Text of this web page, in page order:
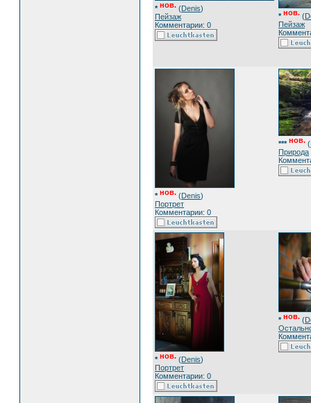
* нов. (Denis)
Пейзаж
Комментарии: 0
* нов. (
Пейзаж
* нов. (Denis)
Портрет
Комментарии: 0
*** нов. (
Природа
* нов. (Denis)
Портрет
Комментарии: 0
* нов. (